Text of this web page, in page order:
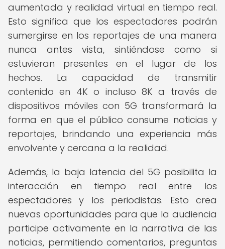
aumentada y realidad virtual en tiempo real.
Esto significa que los espectadores podrán
sumergirse en los reportajes de una manera
nunca antes vista, sintiéndose como si
estuvieran presentes en el lugar de los
hechos. La capacidad de transmitir
contenido en 4K o incluso 8K a través de
dispositivos móviles con 5G transformará la
forma en que el público consume noticias y
reportajes, brindando una experiencia más
envolvente y cercana a la realidad.
Además, la baja latencia del 5G posibilita la
interacción en tiempo real entre los
espectadores y los periodistas. Esto crea
nuevas oportunidades para que la audiencia
participe activamente en la narrativa de las
noticias, permitiendo comentarios, preguntas